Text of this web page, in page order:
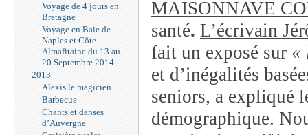
Voyage de 4 jours en
Bretagne
Voyage en Baie de
Naples et Côte
Almafitaine du 13 au
20 Septembre 2014
2013
Alexis le magicien
Barbecue
Chants et danses
d’Auvergne
MAISONNAVE
santé. L’écrivain
fait un exposé sur «
et d’inégalités
seniors, a expliqué
démographique.